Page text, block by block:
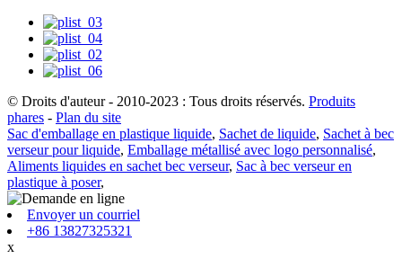
© Droits d'auteur - 2010-2023 : Tous droits réservés. Produits
phares - Plan du site
Sac d'emballage en plastique liquide, Sachet de liquide, Sachet à bec
verseur pour liquide, Emballage métallisé avec logo personnalisé,
Aliments liquides en sachet bec verseur, Sac à bec verseur en
plastique à poser,
Envoyer un courriel
+86 13827325321
x